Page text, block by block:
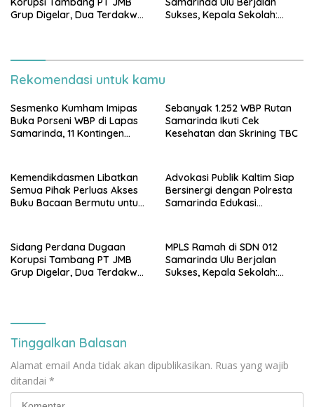
Grup Digelar, Dua Terdakwa
Sukses, Kepala Sekolah:
Rekomendasi untuk kamu
Sesmenko Kumham Imipas
Buka Porseni WBP di Lapas
Samarinda, 11 Kontingen
Sebanyak 1.252 WBP Rutan
Samarinda Ikuti Cek
Kesehatan dan Skrining TBC
Kemendikdasmen Libatkan
Semua Pihak Perluas Akses
Buku Bacaan Bermutu untuk
Advokasi Publik Kaltim Siap
Bersinergi dengan Polresta
Samarinda Edukasi
Sidang Perdana Dugaan
Korupsi Tambang PT JMB
Grup Digelar, Dua Terdakwa
MPLS Ramah di SDN 012
Samarinda Ulu Berjalan
Sukses, Kepala Sekolah:
Tinggalkan Balasan
Alamat email Anda tidak akan dipublikasikan. Ruas yang wajib
ditandai *